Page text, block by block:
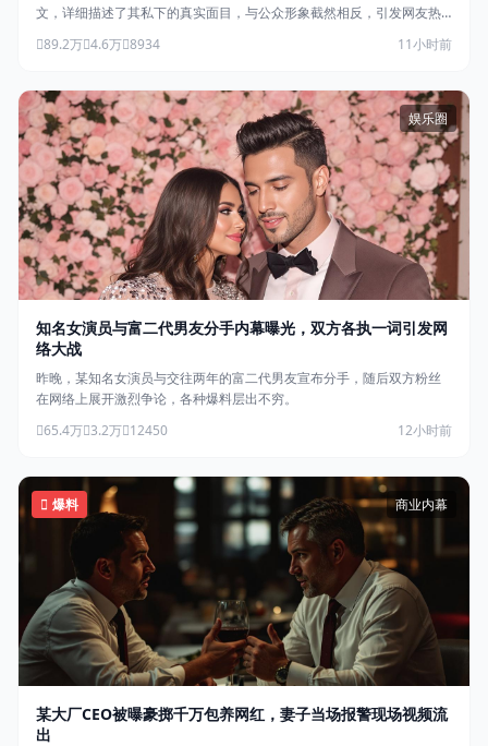
文，详细描述了其私下的真实面目，与公众形象截然相反，引发网友热
89.2万 4.6万 8934 11小时前
娱乐圈
知名女演员与富二代男友分手内幕曝光，双方各执一词引发网
络大战
昨晚，某知名女演员与交往两年的富二代男友宣布分手，随后双方粉丝
在网络上展开激烈争论，各种爆料层出不穷。
65.4万 3.2万 12450 12小时前
爆料 商业内幕
某大厂CEO被曝豪掷千万包养网红，妻子当场报警现场视频流
出